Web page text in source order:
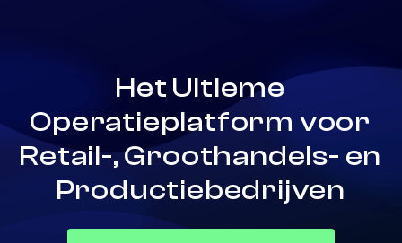
Het Ultieme
Operatieplatform voor
Retail-, Groothandels- en
Productiebedrijven